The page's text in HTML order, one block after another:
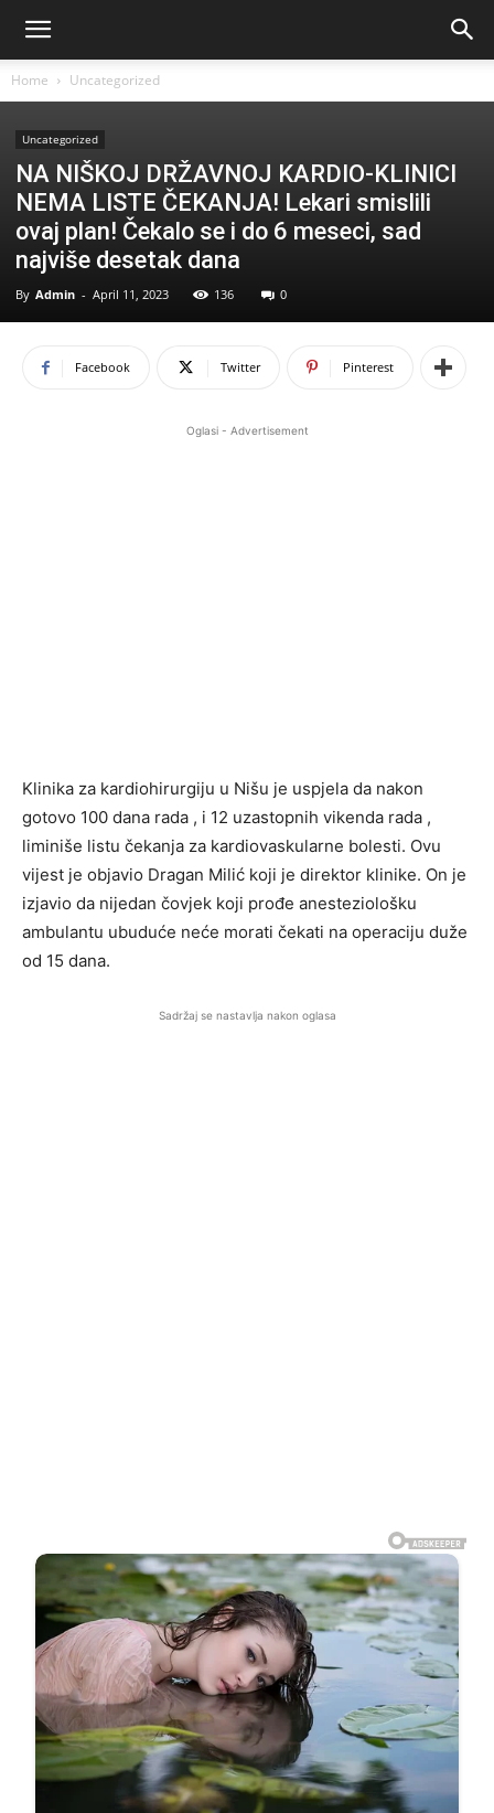
Home Uncategorized
Uncategorized
NA NIŠKOJ DRŽAVNOJ KARDIO-KLINICI
NEMA LISTE ČEKANJA! Lekari smislili
ovaj plan! Čekalo se i do 6 meseci, sad
najviše desetak dana
By Admin - April 11, 2023 136 0
Facebook Twitter Pinterest
Oglasi - Advertisement
Klinika za kardiohirurgiju u Nišu je uspjela da nakon
gotovo 100 dana rada , i 12 uzastopnih vikenda rada ,
liminiše listu čekanja za kardiovaskularne bolesti. Ovu
vijest je objavio Dragan Milić koji je direktor klinike. On je
izjavio da nijedan čovjek koji prođe anesteziološku
ambulantu ubuduće neće morati čekati na operaciju duže
od 15 dana.
Sadržaj se nastavlja nakon oglasa